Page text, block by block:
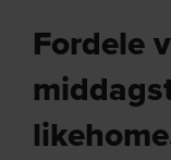
Fordele